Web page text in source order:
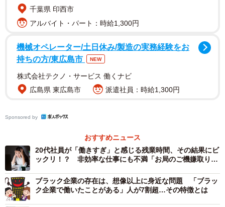
事を続けている。
するホンネアンケート」の結果が５月下旬に連合から発表
された。１０代が９１人（１１％）、２０代が３６４人
（４２％）、３０代が２２６人（２６％）と、３０代以下
が８割近くを占めた。また、正社員や正職員が全体の６
「月４０時間以下」が８割を占めた。また、「給料や雇用
形態が原因であきらめていること、不安なこと」は「自分
の老後」が３９・１％で最多。「仕事上でハラスメントを
受けたことは？」について、「パワハラ」が５０・２％
と、２人に１人はパワハラを受けている現状が判明。「お
千葉県 印西市
アルバイト・パート：時給1,300円
機械オペレーター/土日休み/製造の実務経験をお
持ちの方/東広島市
NEW
株式会社テクノ・サービス 働くナビ
広島県 東広島市
派遣社員：時給1,300円
Sponsored by
おすすめニュース
20代社員が「働きすぎ」と感じる残業時間、その結果にビ
ックリ！？ 非効率な仕事にも不満「お局のご機嫌取り」
ブラック企業の存在は、想像以上に身近な問題 「ブラッ
ク企業で働いたことがある」人が7割超…その特徴とは